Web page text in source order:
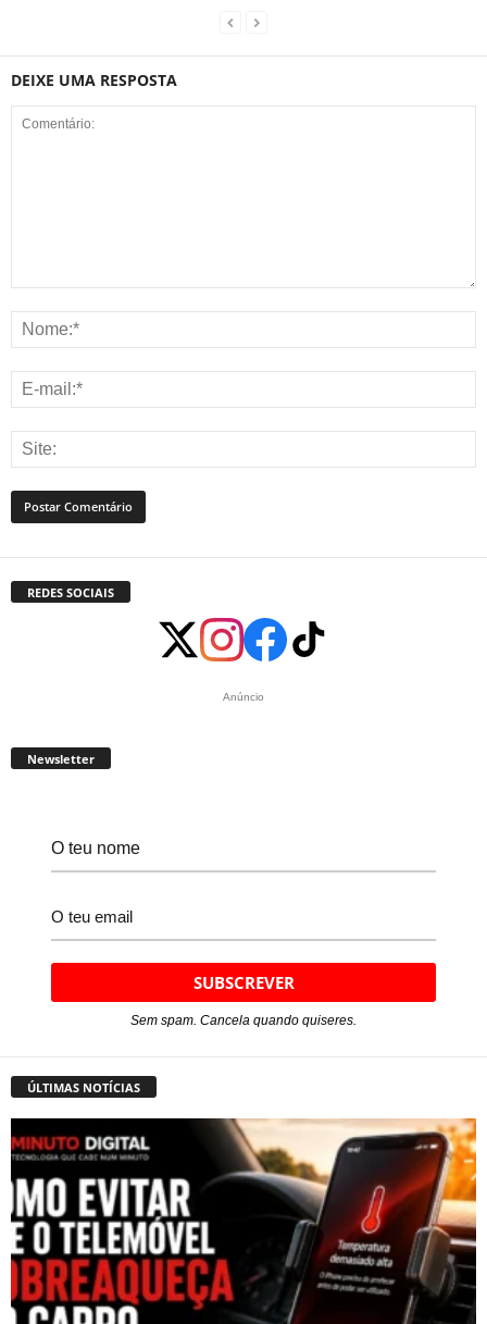
DEIXE UMA RESPOSTA
REDES SOCIAIS
Anúncio
Newsletter
Sem spam. Cancela quando quiseres.
ÚLTIMAS NOTÍCIAS